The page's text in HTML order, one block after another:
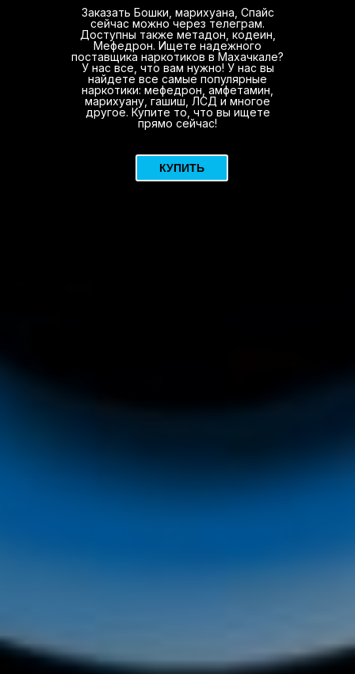
Заказать Бошки, марихуана, Спайс
сейчас можно через телеграм.
Доступны также метадон, кодеин,
Мефедрон. Ищете надежного
поставщика наркотиков в Махачкале?
У нас все, что вам нужно! У нас вы
найдете все самые популярные
наркотики: мефедрон, амфетамин,
марихуану, гашиш, ЛСД и многое
другое. Купите то, что вы ищете
прямо сейчас!
КУПИТЬ